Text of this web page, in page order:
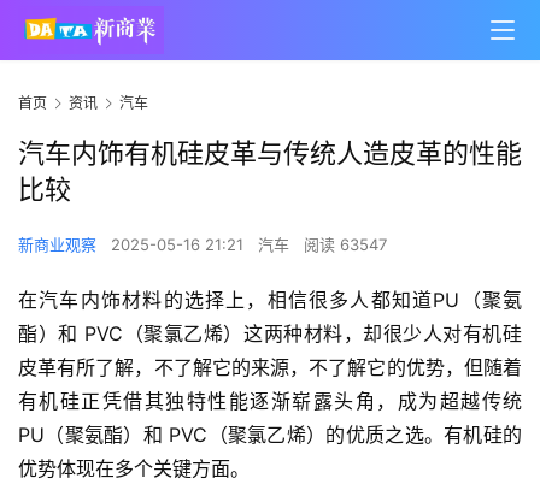
首页 资讯 汽车
汽车内饰有机硅皮革与传统人造皮革的性能
比较
新商业观察 2025-05-16 21:21 汽车 阅读 63547
在汽车内饰材料的选择上，相信很多人都知道PU（聚氨
酯）和 PVC（聚氯乙烯）这两种材料，却很少人对有机硅
皮革有所了解，不了解它的来源，不了解它的优势，但随着
有机硅正凭借其独特性能逐渐崭露头角，成为超越传统
PU（聚氨酯）和 PVC（聚氯乙烯）的优质之选。有机硅的
优势体现在多个关键方面。